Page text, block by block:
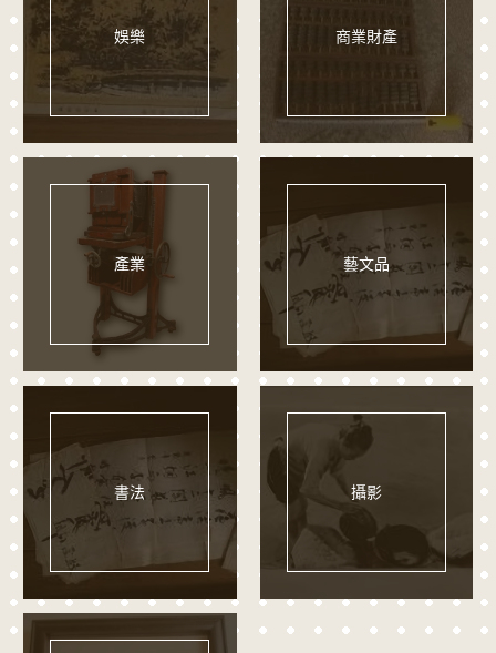
娛樂 商業財產
產業 藝文品
書法 攝影